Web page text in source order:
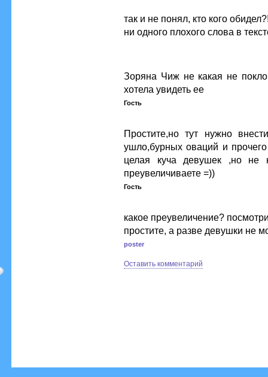
так и не понял, кто кого
ни одного плохого слова в
Зоряна Чиж не какая не
хотела увидеть ее
Гость
Простите,но тут нужно
ушло,бурных оваций и
целая куча девушек ,но не
преувеличиваете =))
Гость
какое преувеличение?
простите, а разве девушки не
poster
Оставить комментарий